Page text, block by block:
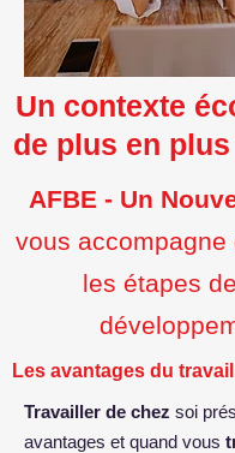
Un contexte
de plus en
AFBE - Un
vous accompagne
les étapes
Les avantages du
Travailler de chez soi
avantages et quand vous